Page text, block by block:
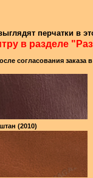
перчатки в
в разделе
согласования
(2010)